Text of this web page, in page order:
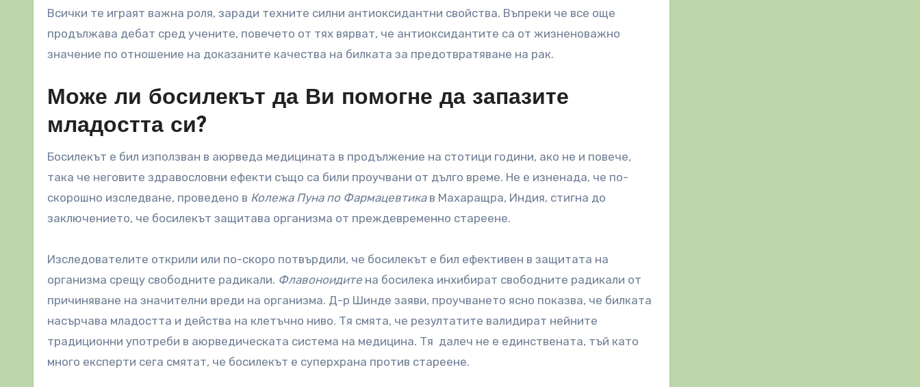
Всички те играят важна роля, заради техните силни антиоксидантни свойства. Въпреки че все още
продължава дебат сред учените, повечето от тях вярват, че антиоксидантите са от жизненоважно
значение по отношение на доказаните качества на билката за предотвратяване на рак.
Може ли босилекът да Ви помогне да запазите
младостта си?
Босилекът е бил използван в аюрведа медицината в продължение на стотици години, ако не и повече,
така че неговите здравословни ефекти също са били проучвани от дълго време. Не е изненада, че по-
скорошно изследване, проведено в Колежа Пуна по Фармацевтикав Махаращра, Индия, стигна до
заключението, че босилекът защитава организма от преждевременно стареене.
Изследователите открили или по-скоро потвърдили, че босилекът е бил ефективен в защитата на
организма срещу свободните радикали. Флавоноидите на босилека инхибират свободните радикали от
причиняване на значителни вреди на организма. Д-р Шинде заяви, проучването ясно показва, че билката
насърчава младостта и действа на клетъчно ниво. Тя смята, че резултатите валидират нейните
традиционни употреби в аюрведическата система на медицина. Тя далеч не е единствената, тъй като
много експерти сега смятат, че босилекът е суперхрана против стареене.